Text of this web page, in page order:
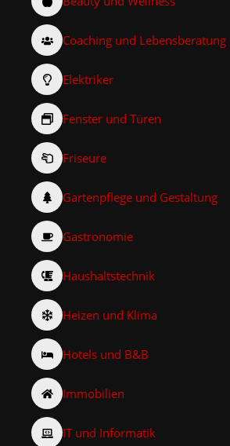
Coaching und Lebensberatung
Elektriker
Fenster und Türen
Friseure
Gartenpflege und Gestaltung
Gastronomie
Haushaltstechnik
Heizen und Klima
Hotels und B&B
Immobilien
IT und Informatik